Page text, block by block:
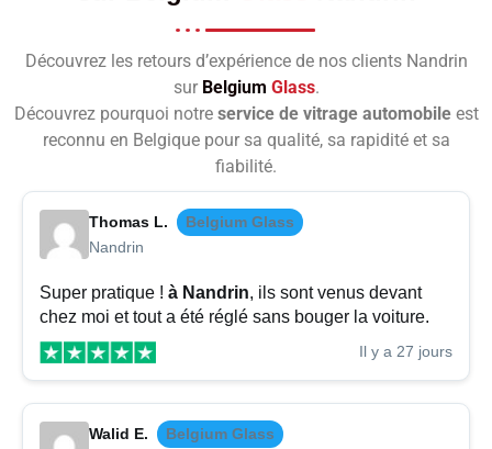
Découvrez les retours d’expérience de nos clients Nandrin
sur Belgium Glass.
Découvrez pourquoi notre service de vitrage automobileest
reconnu en Belgique pour sa qualité, sa rapidité et sa
fiabilité.
Thomas L.
Belgium Glass
Nandrin
Super pratique ! à Nandrin, ils sont venus devant
chez moi et tout a été réglé sans bouger la voiture.
Il y a 27 jours
Walid E.
Belgium Glass